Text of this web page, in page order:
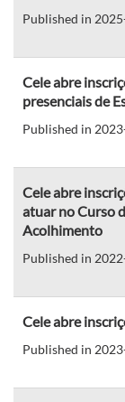
Published in
Cele abre
presenciais de
Published in
Cele abre
atuar no Curso
Acolhimento
Published in
Cele abre
Published in